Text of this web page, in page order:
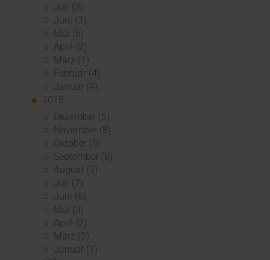
Juli (3)
Juni (3)
Mai (6)
April (2)
März (1)
Februar (4)
Januar (4)
2018
Dezember (5)
November (8)
Oktober (6)
September (8)
August (3)
Juli (2)
Juni (6)
Mai (3)
April (2)
März (2)
Januar (1)